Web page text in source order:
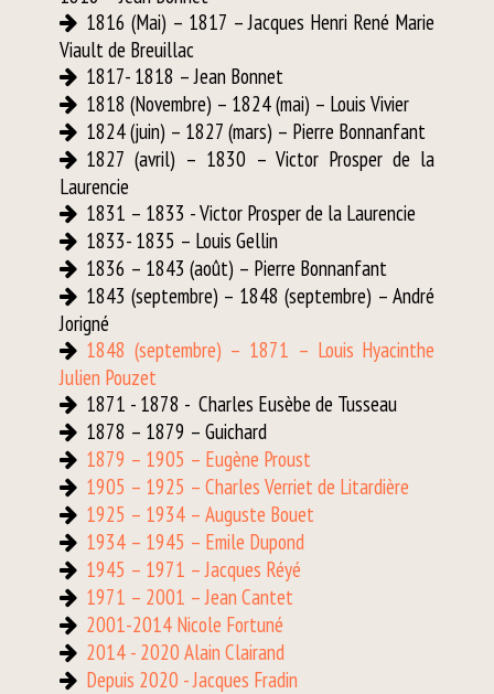
1816 (Mai) – 1817 – Jacques Henri René Marie
Viault de Breuillac
1817- 1818 – Jean Bonnet
1818 (Novembre) – 1824 (mai) – Louis Vivier
1824 (juin) – 1827 (mars) – Pierre Bonnanfant
1827 (avril) – 1830 – Victor Prosper de la
Laurencie
1831 – 1833 - Victor Prosper de la Laurencie
1833- 1835 – Louis Gellin
1836 – 1843 (août) – Pierre Bonnanfant
1843 (septembre) – 1848 (septembre) – André
Jorigné
1848 (septembre) – 1871 – Louis Hyacinthe
Julien Pouzet
1871 - 1878 - Charles Eusèbe de Tusseau
1878 – 1879 – Guichard
1879 – 1905 – Eugène Proust
1905 – 1925 – Charles Verriet de Litardière
1925 – 1934 – Auguste Bouet
1934 – 1945 – Emile Dupond
1945 – 1971 – Jacques Réyé
1971 – 2001 – Jean Cantet
2001-2014 Nicole Fortuné
2014 - 2020 Alain Clairand
Depuis 2020 - Jacques Fradin